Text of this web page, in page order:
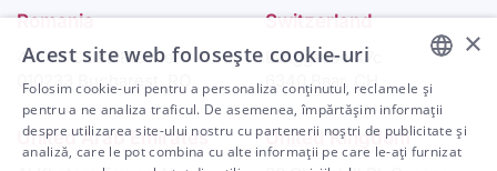
Romania
46-48 Calea Plevnei
010233 Bucharest, RO
Switzerland
Langgasse 47c
6340 Baar, CH
United Arab Emirates United Kingdom
ENGLISH
ARABIC
×
Acest site web folosește cookie-uri
Folosim cookie-uri pentru a personaliza conținutul, reclamele și
pentru a ne analiza traficul. De asemenea, împărtășim informații
despre utilizarea site-ului nostru cu partenerii noștri de publicitate și
analiză, care le pot combina cu alte informații pe care le-ați furnizat